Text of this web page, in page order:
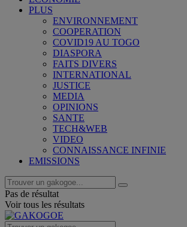
PLUS
ENVIRONNEMENT
COOPERATION
COVID19 AU TOGO
DIASPORA
FAITS DIVERS
INTERNATIONAL
JUSTICE
MEDIA
OPINIONS
SANTE
TECH&WEB
VIDEO
CONNAISSANCE INFINIE
EMISSIONS
Pas de résultat
Voir tous les résultats